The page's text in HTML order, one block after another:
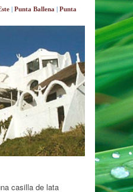
|Punta Ballena |Punta
casilla de lata